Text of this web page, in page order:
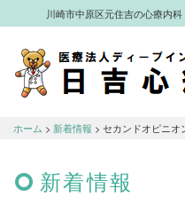
川崎市中原区元住吉の心療内
なら日吉心療所へ
ホーム > 新着情報 > セカンドオピニオ
新着情報